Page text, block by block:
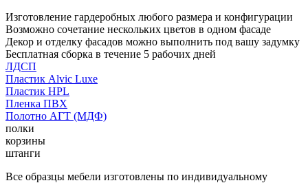
Изготовление гардеробных любого размера и конфигурации
Возможно сочетание нескольких цветов в одном фасаде
Декор и отделку фасадов можно выполнить под вашу задумку
Бесплатная сборка в течение 5 рабочих дней
ЛДСП
Пластик Alvic Luxe
Пластик HPL
Пленка ПВХ
Полотно АГТ (МДФ)
полки
корзины
штанги
Все образцы мебели изготовлены по индивидуальному